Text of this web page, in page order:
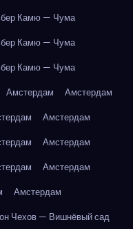
Камю — Чума
Камю — Чума
Камю — Чума
Амстердам
Амстердам
Амстердам
Амстердам
Амстердам
Амстердам
Чехов — Вишнёвый сад